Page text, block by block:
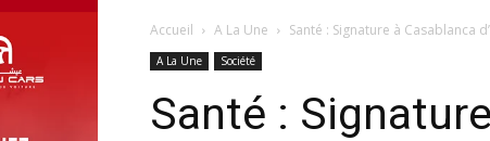
Accueil A La Une Santé : Signature à Casablanca
A La Une Société
Santé :